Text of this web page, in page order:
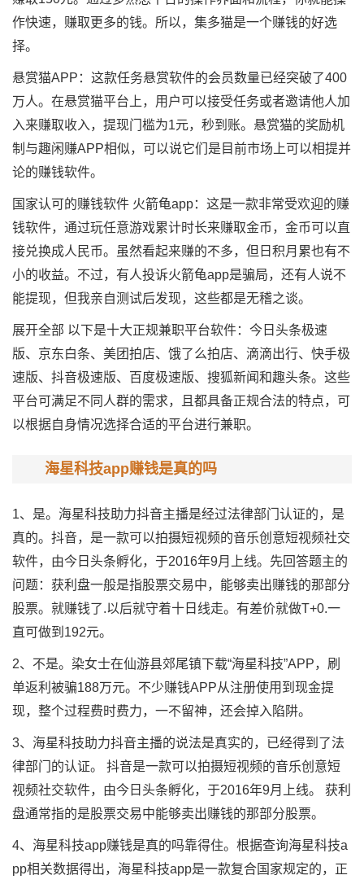
作快速，赚取更多的钱。所以，集多猫是一个赚钱的好选
择。
悬赏猫APP：这款任务悬赏软件的会员数量已经突破了400
万人。在悬赏猫平台上，用户可以接受任务或者邀请他人加
入来赚取收入，提现门槛为1元，秒到账。悬赏猫的奖励机
制与趣闲赚APP相似，可以说它们是目前市场上可以相提并
论的赚钱软件。
国家认可的赚钱软件 火箭龟app：这是一款非常受欢迎的赚
钱软件，通过玩任意游戏累计时长来赚取金币，金币可以直
接兑换成人民币。虽然看起来赚的不多，但日积月累也有不
小的收益。不过，有人投诉火箭龟app是骗局，还有人说不
能提现，但我亲自测试后发现，这些都是无稽之谈。
展开全部 以下是十大正规兼职平台软件：今日头条极速
版、京东白条、美团拍店、饿了么拍店、滴滴出行、快手极
速版、抖音极速版、百度极速版、搜狐新闻和趣头条。这些
平台可满足不同人群的需求，且都具备正规合法的特点，可
以根据自身情况选择合适的平台进行兼职。
海星科技app赚钱是真的吗
1、是。海星科技助力抖音主播是经过法律部门认证的，是
真的。抖音，是一款可以拍摄短视频的音乐创意短视频社交
软件，由今日头条孵化，于2016年9月上线。先回答题主的
问题：获利盘一般是指股票交易中，能够卖出赚钱的那部分
股票。就赚钱了.以后就守着十日线走。有差价就做T+0.一
直可做到192元。
2、不是。染女士在仙游县郊尾镇下载“海星科技”APP，刷
单返利被骗188万元。不少赚钱APP从注册使用到现金提
现，整个过程费时费力，一不留神，还会掉入陷阱。
3、海星科技助力抖音主播的说法是真实的，已经得到了法
律部门的认证。 抖音是一款可以拍摄短视频的音乐创意短
视频社交软件，由今日头条孵化，于2016年9月上线。 获利
盘通常指的是股票交易中能够卖出赚钱的那部分股票。
4、海星科技app赚钱是真的吗靠得住。根据查询海星科技a
pp相关数据得出，海星科技app是一款复合国家规定的，正